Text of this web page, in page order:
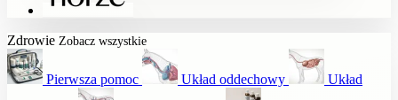
Zdrowie Zobacz wszystkie
Pierwsza pomoc Układ oddechowy Układ